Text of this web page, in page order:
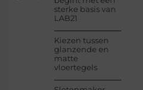
sterke basis van
LAB21
Kiezen tussen
glanzende en
matte
vloertegels